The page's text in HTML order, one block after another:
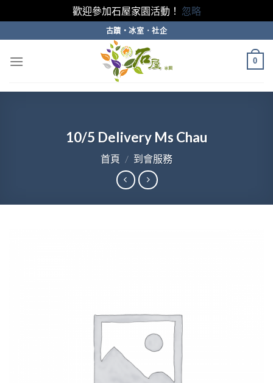
歡迎參加石屋家園活動！ 忽略
to
content
古蹟・冰室．社企
0
10/5 Delivery Ms Chau
首頁 / 到會服務